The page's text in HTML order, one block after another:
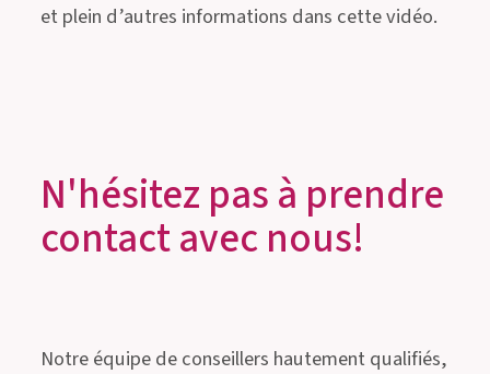
et plein d’autres informations dans cette vidéo.
N'hésitez pas à prendre
contact avec nous!
Notre équipe de conseillers hautement qualifiés,